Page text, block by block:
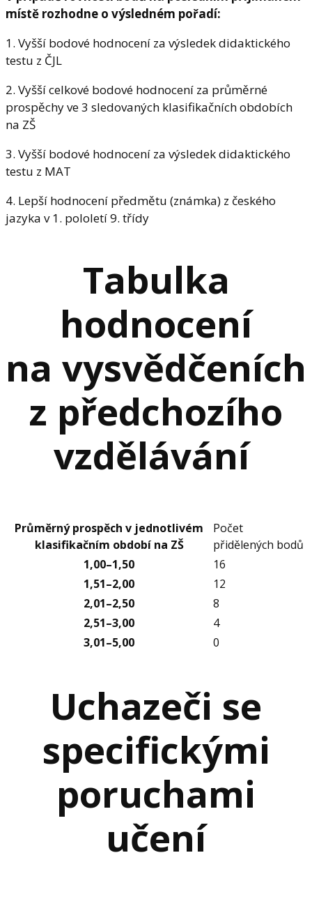
místě rozhodne o výsledném pořadí:
1. Vyšší bodové hodnocení za výsledek didaktického
testu z ČJL
2. Vyšší celkové bodové hodnocení za průměrné
prospěchy ve 3 sledovaných klasifikačních obdobích
na ZŠ
3. Vyšší bodové hodnocení za výsledek didaktického
testu z MAT
4. Lepší hodnocení předmětu (známka) z českého
jazyka v 1. pololetí 9. třídy
Tabulka
hodnocení
na vysvědčeních
z předchozího
vzdělávání
Průměrný prospěch v jednotlivém
klasifikačním období na ZŠ
Počet
přidělených bodů
1,00–1,50
16
1,51–2,00
12
2,01–2,50
8
2,51–3,00
4
3,01–5,00
0
Uchazeči se
specifickými
poruchami
učení